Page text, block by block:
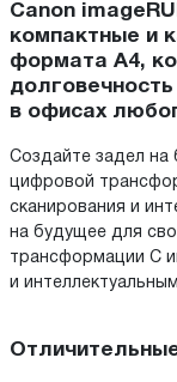
Canon
компактные и
формата A4,
в офисах
Создайте задел на
цифровой
сканирования и
на будущее для
трансформации С
и